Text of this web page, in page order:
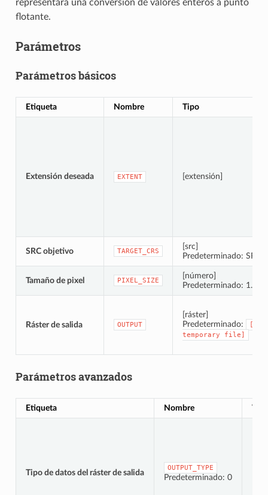
representará una conversión de valores enteros a punto
flotante.
Parámetros
Parámetros básicos
Etiqueta Nombre Tipo
Extensión deseada EXTENT [extensión]
SRC objetivo TARGET_CRS
[src]
Predeterminado: SRC
Tamaño de pixel PIXEL_SIZE
[número]
Predeterminado: 1.0
Ráster de salida OUTPUT
[ráster]
Predeterminado:
temporary
file]
Parámetros avanzados
Etiqueta Nombre Tipo
Tipo de datos del ráster de salida
OUTPUT_TYPE
Predeterminado: 0